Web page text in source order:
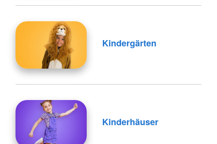
Kindergärten
Kinderhäuser